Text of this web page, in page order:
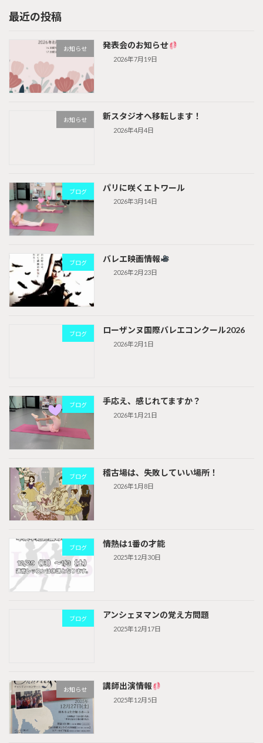
最近の投稿
お知らせ 発表会のお知らせ
2026年7月19日
お知らせ 新スタジオへ移転します！
2026年4月4日
ブログ パリに咲くエトワール
2026年3月14日
ブログ バレエ映画情報
2026年2月23日
ブログ ローザンヌ国際バレエコンクール2026
2026年2月1日
ブログ 手応え、感じれてますか？
2026年1月21日
ブログ 稽古場は、失敗していい場所！
2026年1月8日
ブログ 情熱は1番の才能
2025年12月30日
ブログ アンシェヌマンの覚え方問題
2025年12月17日
お知らせ 講師出演情報
2025年12月5日